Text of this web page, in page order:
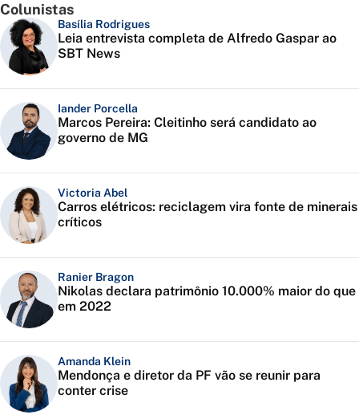
Colunistas
Basília Rodrigues
Leia entrevista completa de Alfredo Gaspar ao
SBT News
Iander Porcella
Marcos Pereira: Cleitinho será candidato ao
governo de MG
Victoria Abel
Carros elétricos: reciclagem vira fonte de minerais
críticos
Ranier Bragon
Nikolas declara patrimônio 10.000% maior do que
em 2022
Amanda Klein
Mendonça e diretor da PF vão se reunir para
conter crise